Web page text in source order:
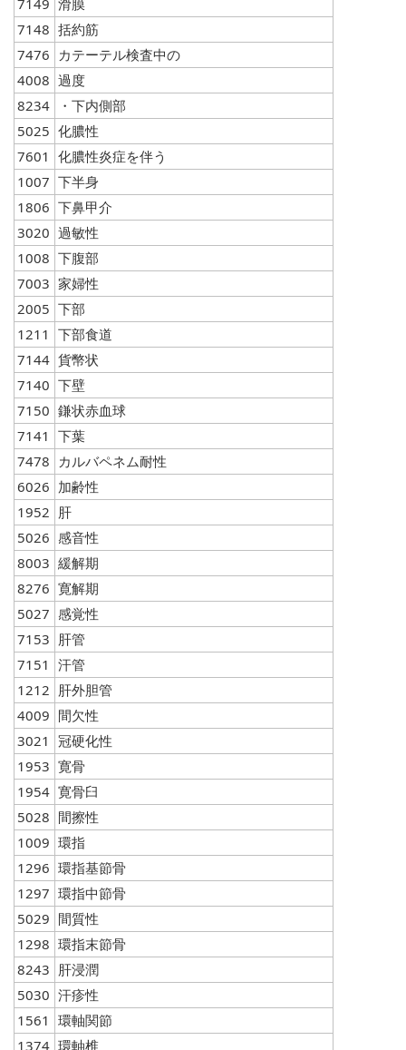
7149 滑膜
7148 括約筋
7476 カテーテル検査中の
4008 過度
8234
・下内側部
5025 化膿性
7601 化膿性炎症を伴う
1007 下半身
1806 下鼻甲介
3020 過敏性
1008 下腹部
7003 家婦性
2005 下部
1211 下部食道
7144 貨幣状
7140 下壁
7150 鎌状赤血球
7141 下葉
7478 カルバペネム耐性
6026 加齢性
1952 肝
5026 感音性
8003 緩解期
8276 寛解期
5027 感覚性
7153 肝管
7151 汗管
1212 肝外胆管
4009 間欠性
3021 冠硬化性
1953 寛骨
1954 寛骨臼
5028 間擦性
1009 環指
1296 環指基節骨
1297 環指中節骨
5029 間質性
1298 環指末節骨
8243 肝浸潤
5030 汗疹性
1561 環軸関節
1374 環軸椎